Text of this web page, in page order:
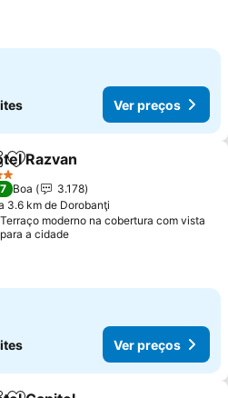
Ver preços
Adicionar aos favoritos
Razvan
Boa
3.178
3.6 km de Dorobanţi
Terraço moderno na cobertura com vista
para a cidade
Ver preços